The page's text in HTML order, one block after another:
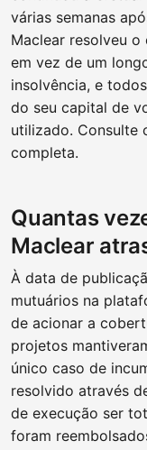
várias semanas
Maclear resolveu
em vez de um
insolvência, e
do seu capital de
utilizado. Consulte
completa.
Quantas
Maclear
À data de
mutuários na
de acionar a
projetos
único caso de
resolvido através
de execução ser
foram